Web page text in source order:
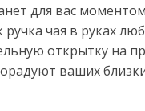
для вас
чая в руках
открытку на
ваших